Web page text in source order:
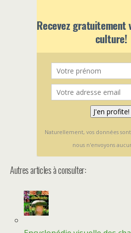
Recevez gratuitement
culture!
Naturellement, vos données
nous n'envoyons
Autres articles à consulter: